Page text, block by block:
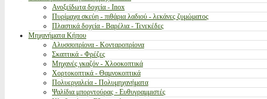
Ανοξείδωτα δοχεία - Inox
Πυρίμαχα σκεύη - πιθάρια λαδιού - λεκάνες ζυμώματος
Πλαστικά δοχεία - Βαρέλια - Τενεκέδες
Μηχανήματα Κήπου
Αλυσσοπρίονα - Κονταροπρίονα
Σκαπτικά - Φρέζες
Μηχανές γκαζόν - Χλοοκοπτικά
Χορτοκοπτικά - Θαμνοκοπτικά
Πολυεργαλεία - Πολυμηχανήματα
Ψαλίδια μπορντούρας - Ευθυγραμμιστές